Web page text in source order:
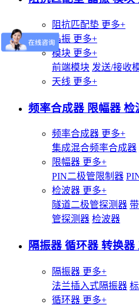
阻抗匹配垫 更多+
晶振 更多+
模块 更多+
前端模块 发送/接收
天线 更多+
频率合成器 限幅器 检
频率合成器 更多+
集成混合频率合成器
限幅器 更多+
PIN二极管限制器
检波器 更多+
隧道二极管探测器
管探测器 检波器
隔振器 循环器 转换器
隔振器 更多+
法兰插入式隔振器
循环器 更多+